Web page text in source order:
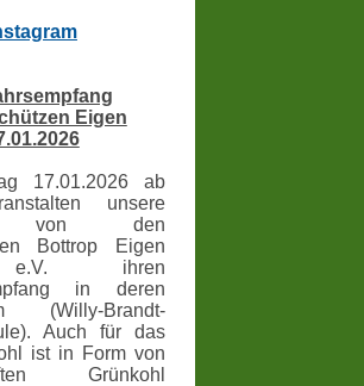
Eigen
17.01.2026 ab
unsere
von den
Bottrop Eigen
ihren
in deren
(Willy-Brandt-
Auch für das
ist in Form von
Grünkohl